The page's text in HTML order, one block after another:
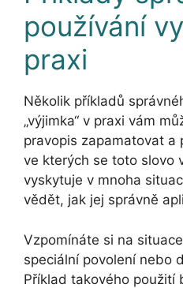
používání
praxi
Několik příkladů
„výjimka“ v praxi vám
pravopis zapamatovat a
ve kterých se toto slovo
vyskytuje v mnoha
vědět, jak jej správně
Vzpomínáte si na
speciální povolení nebo
Příklad takového použití